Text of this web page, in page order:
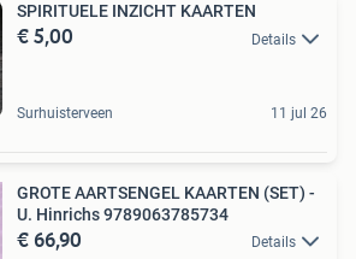
SPIRITUELE INZICHT KAARTEN
€ 5,00 Details
Surhuisterveen 11 jul 26
GROTE AARTSENGEL KAARTEN (SET) -
U. Hinrichs 9789063785734
€ 66,90 Details